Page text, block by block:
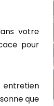
votre
pour
entretien
que